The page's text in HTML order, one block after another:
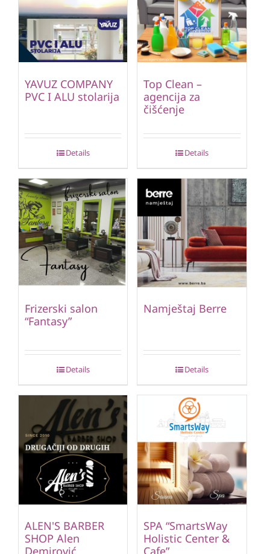
YAVUZ COMPANY
PVC I ALU stolarija
Details
Top Clean –
agencija za
čišćenje
Details
Frizerski salon
“Fantasy”
Details
Namještaj Berre
Details
ALEN'S BARBER
SHOP Alen
Demirović
SPA “SmartsWay
Holistic Center &
Cafe”